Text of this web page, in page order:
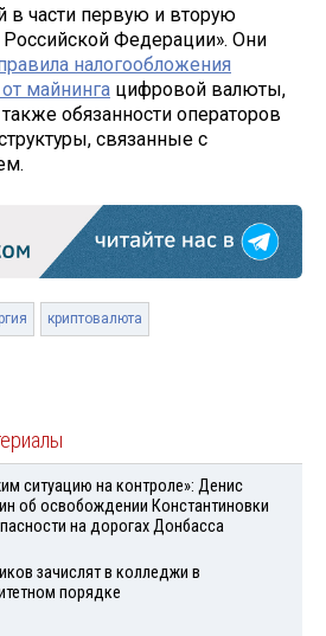
в части первую и вторую
Российской Федерации». Они
налогообложения
майнинга цифровой валюты,
обязанности операторов
связанные с
криптовалюта
ситуацию на контроле»: Денис
об освобождении Константиновки
на дорогах Донбасса
зачислят в колледжи в
порядке